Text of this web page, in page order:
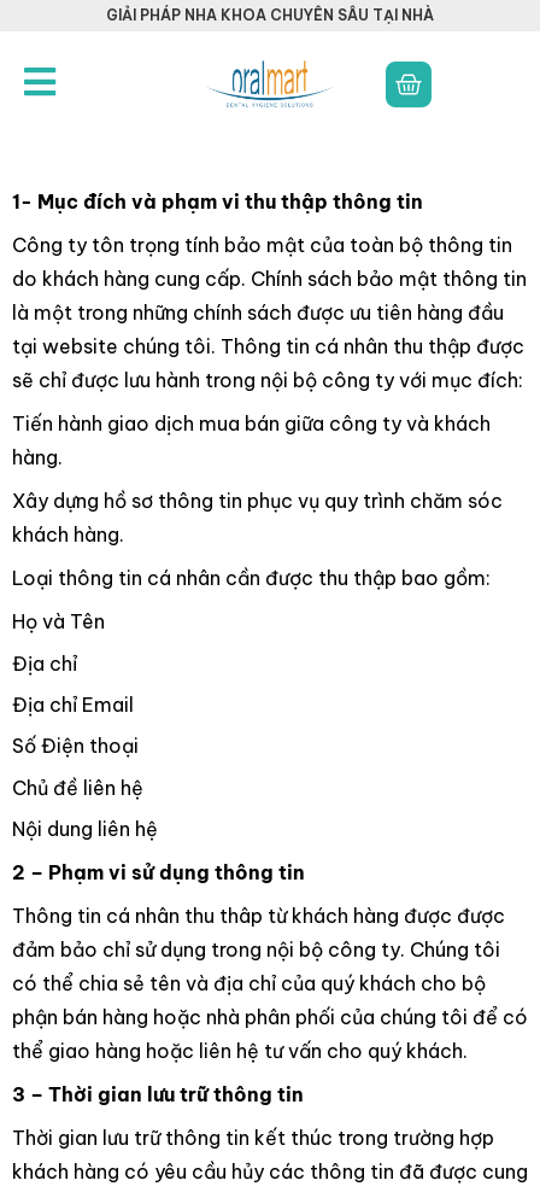
GIẢI PHÁP NHA KHOA CHUYÊN SÂU TẠI NHÀ
1- Mục đích và phạm vi thu thập thông tin
Công ty tôn trọng tính bảo mật của toàn bộ thông tin
do khách hàng cung cấp. Chính sách bảo mật thông tin
là một trong những chính sách được ưu tiên hàng đầu
tại website chúng tôi. Thông tin cá nhân thu thập được
sẽ chỉ được lưu hành trong nội bộ công ty với mục đích:
Tiến hành giao dịch mua bán giữa công ty và khách
hàng.
Xây dựng hồ sơ thông tin phục vụ quy trình chăm sóc
khách hàng.
Loại thông tin cá nhân cần được thu thập bao gồm:
Họ và Tên
Địa chỉ
Địa chỉ Email
Số Điện thoại
Chủ đề liên hệ
Nội dung liên hệ
2 – Phạm vi sử dụng thông tin
Thông tin cá nhân thu thâp từ khách hàng được được
đảm bảo chỉ sử dụng trong nội bộ công ty. Chúng tôi
có thể chia sẻ tên và địa chỉ của quý khách cho bộ
phận bán hàng hoặc nhà phân phối của chúng tôi để có
thể giao hàng hoặc liên hệ tư vấn cho quý khách.
3 – Thời gian lưu trữ thông tin
Thời gian lưu trữ thông tin kết thúc trong trường hợp
khách hàng có yêu cầu hủy các thông tin đã được cung